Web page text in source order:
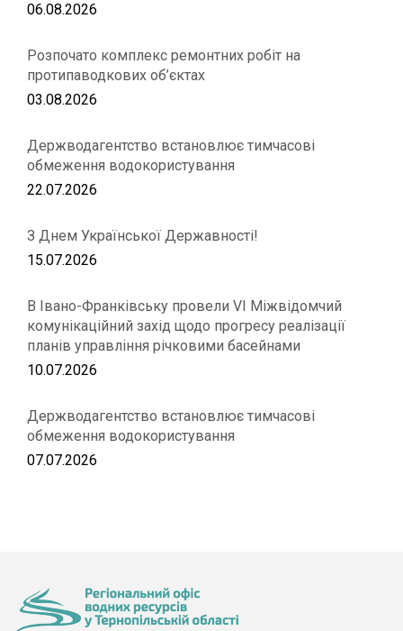
06.08.2026
Розпочато комплекс ремонтних робіт на
протипаводкових об’єктах
03.08.2026
Держводагентство встановлює тимчасові
обмеження водокористування
22.07.2026
З Днем Української Державності!
15.07.2026
В Івано-Франківську провели VІ Міжвідомчий
комунікаційний захід щодо прогресу реалізації
планів управління річковими басейнами
10.07.2026
Держводагентство встановлює тимчасові
обмеження водокористування
07.07.2026